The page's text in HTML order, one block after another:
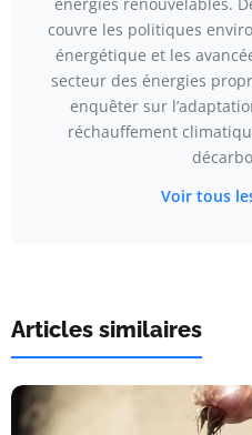
couvre les politiques
énergétique et les
secteur des énergies
enquêter sur
réchauffement
Voir tous
Articles similaires